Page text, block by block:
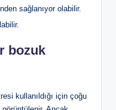
sağlanıyor olabilir.
bozuk
kullanıldığı için çoğu